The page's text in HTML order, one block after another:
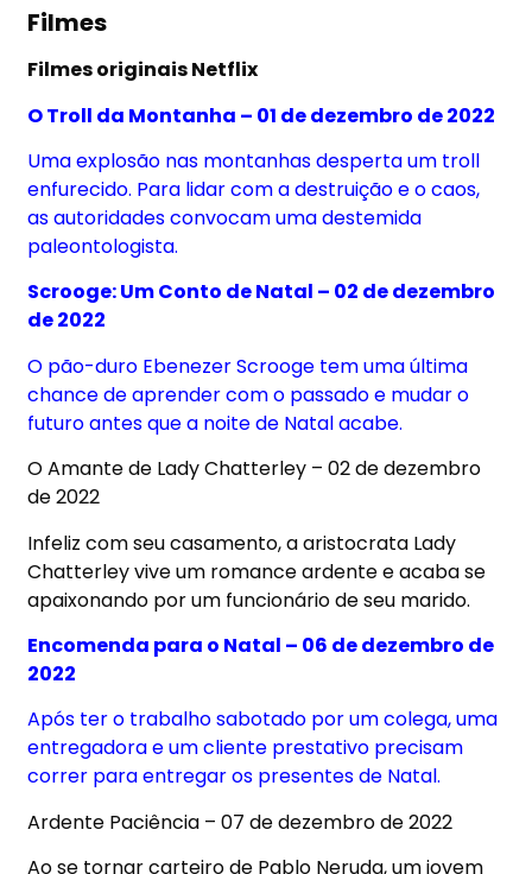
Filmes
Filmes originais Netflix
O Troll da Montanha – 01 de dezembro de 2022
Uma explosão nas montanhas desperta um troll
enfurecido. Para lidar com a destruição e o caos,
as autoridades convocam uma destemida
paleontologista.
Scrooge: Um Conto de Natal – 02 de dezembro
de 2022
O pão-duro Ebenezer Scrooge tem uma última
chance de aprender com o passado e mudar o
futuro antes que a noite de Natal acabe.
O Amante de Lady Chatterley – 02 de dezembro
de 2022
Infeliz com seu casamento, a aristocrata Lady
Chatterley vive um romance ardente e acaba se
apaixonando por um funcionário de seu marido.
Encomenda para o Natal – 06 de dezembro de
2022
Após ter o trabalho sabotado por um colega, uma
entregadora e um cliente prestativo precisam
correr para entregar os presentes de Natal.
Ardente Paciência – 07 de dezembro de 2022
Ao se tornar carteiro de Pablo Neruda, um jovem